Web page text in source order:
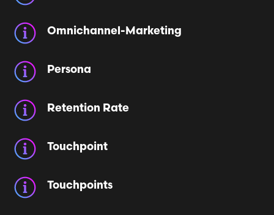
Omnichannel-Marketing
Persona
Retention Rate
Touchpoint
Touchpoints